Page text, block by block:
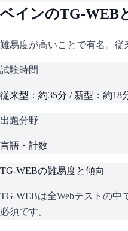
ベインのTG-WEB
難易度が高いことで有名。従
試験時間
従来型：約35分 / 新型：約18
出題分野
言語・計数
TG-WEBの難易度と傾向
TG-WEBは全Webテストの
必須です。